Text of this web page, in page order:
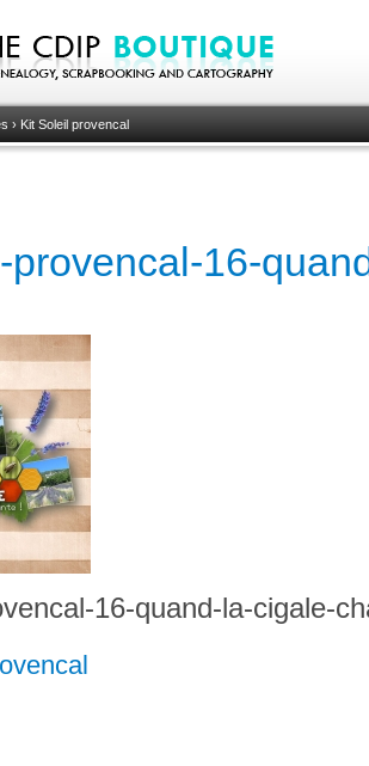
› Kit Soleil provencal
provencal-16-
16-quand-la-cigale-